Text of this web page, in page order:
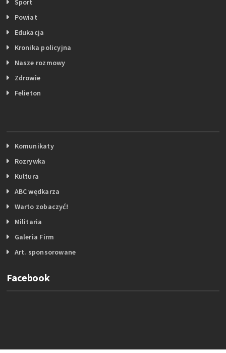
Sport
Powiat
Edukacja
Kronika policyjna
Nasze rozmowy
Zdrowie
Felieton
Komunikaty
Rozrywka
Kultura
ABC wędkarza
Warto zobaczyć!
Militaria
Galeria Firm
Art. sponsorowane
Facebook